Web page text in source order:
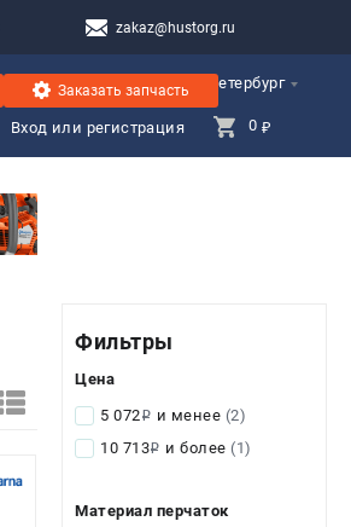
zakaz@hustorg.ru
Санкт-Петербург
Заказать запчасть
Вход или регистрация 0 ₽
Фильтры
Цена
5 072i и менее (2)
10 713i и более (1)
Материал перчаток